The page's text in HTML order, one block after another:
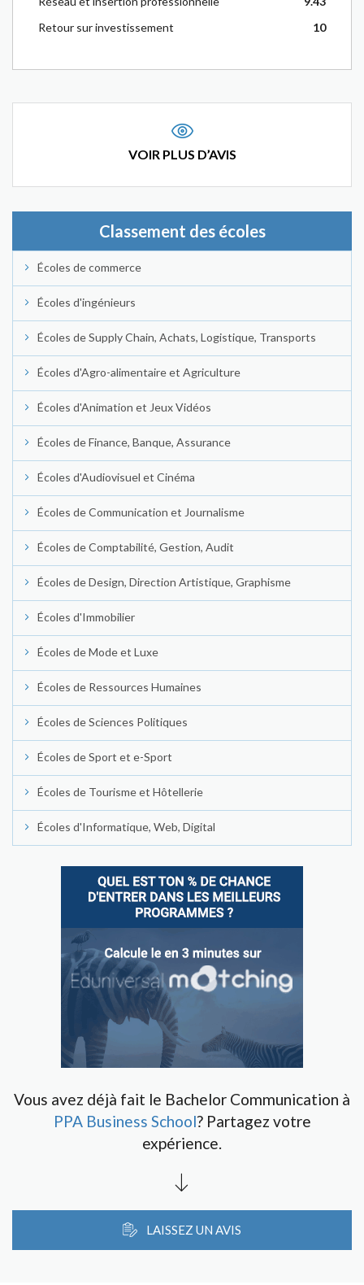
Retour sur investissement
10
VOIR PLUS D’AVIS
Classement des écoles
Écoles de commerce
Écoles d'ingénieurs
Écoles de Supply Chain, Achats, Logistique, Transports
Écoles d'Agro-alimentaire et Agriculture
Écoles d'Animation et Jeux Vidéos
Écoles de Finance, Banque, Assurance
Écoles d'Audiovisuel et Cinéma
Écoles de Communication et Journalisme
Écoles de Comptabilité, Gestion, Audit
Écoles de Design, Direction Artistique, Graphisme
Écoles d'Immobilier
Écoles de Mode et Luxe
Écoles de Ressources Humaines
Écoles de Sciences Politiques
Écoles de Sport et e-Sport
Écoles de Tourisme et Hôtellerie
Écoles d'Informatique, Web, Digital
Vous avez déjà fait le Bachelor Communication à
PPA Business School? Partagez votre
expérience.
LAISSEZ UN AVIS